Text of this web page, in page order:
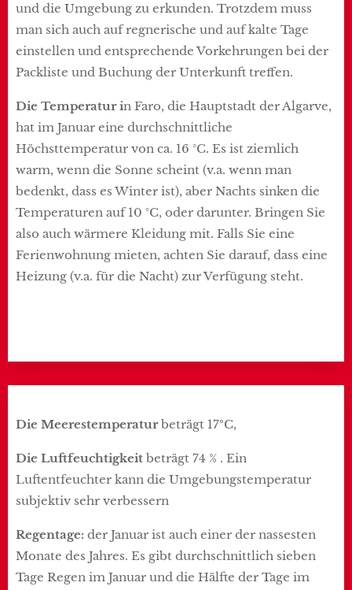
und die Umgebung zu erkunden. Trotzdem muss
man sich auch auf regnerische und auf kalte Tage
einstellen und entsprechende Vorkehrungen bei der
Packliste und Buchung der Unterkunft treffen.
Die Temperatur in Faro, die Hauptstadt der Algarve,
hat im Januar eine durchschnittliche
Höchsttemperatur von ca. 16 °C. Es ist ziemlich
warm, wenn die Sonne scheint (v.a. wenn man
bedenkt, dass es Winter ist), aber Nachts sinken die
Temperaturen auf 10 °C, oder darunter. Bringen Sie
also auch wärmere Kleidung mit. Falls Sie eine
Ferienwohnung mieten, achten Sie darauf, dass eine
Heizung (v.a. für die Nacht) zur Verfügung steht.
Die Meerestemperaturbeträgt 17ºC,
Die Luftfeuchtigkeit beträgt 74 % . Ein
Luftentfeuchter kann die Umgebungstemperatur
subjektiv sehr verbessern
Regentage: der Januar ist auch einer der nassesten
Monate des Jahres. Es gibt durchschnittlich sieben
Tage Regen im Januar und die Hälfte der Tage im